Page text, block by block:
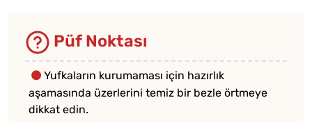
Püf Noktası
Yufkaların kurumaması için hazırlık
aşamasında üzerlerini temiz bir bezle örtmeye
dikkat edin.